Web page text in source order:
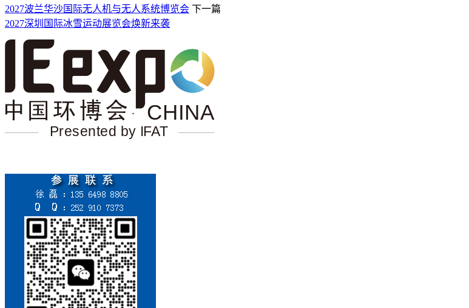
2027波兰华沙国际无人机与无人系统博览会 下一篇
2027深圳国际冰雪运动展览会焕新来袭